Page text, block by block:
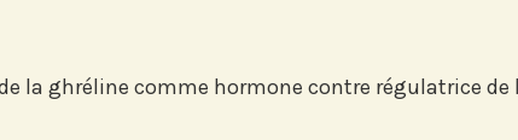
la ghréline comme hormone contre régulatrice de